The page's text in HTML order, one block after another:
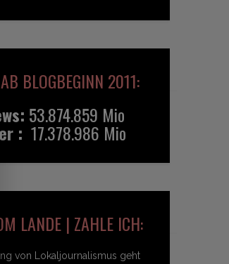
BLOGBEGINN 2011:
53.874.859 Mio
: 17.378.986 Mio
LANDE | ZAHLE ICH:
von Lokaljournalismus geht